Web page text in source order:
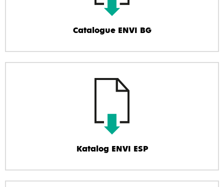
Catalogue ENVI BG
Katalog ENVI ESP